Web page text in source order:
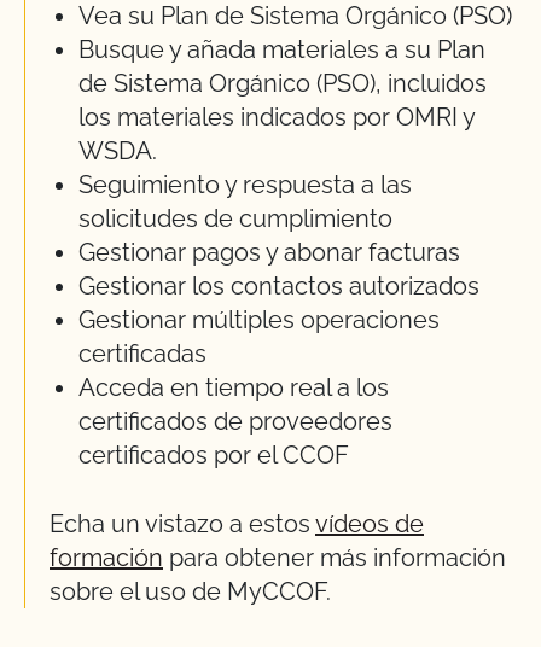
Vea su Plan de Sistema Orgánico (PSO)
Busque y añada materiales a su Plan
de Sistema Orgánico (PSO), incluidos
los materiales indicados por OMRI y
WSDA.
Seguimiento y respuesta a las
solicitudes de cumplimiento
Gestionar pagos y abonar facturas
Gestionar los contactos autorizados
Gestionar múltiples operaciones
certificadas
Acceda en tiempo real a los
certificados de proveedores
certificados por el CCOF
Echa un vistazo a estos vídeos de
formación para obtener más información
sobre el uso de MyCCOF.